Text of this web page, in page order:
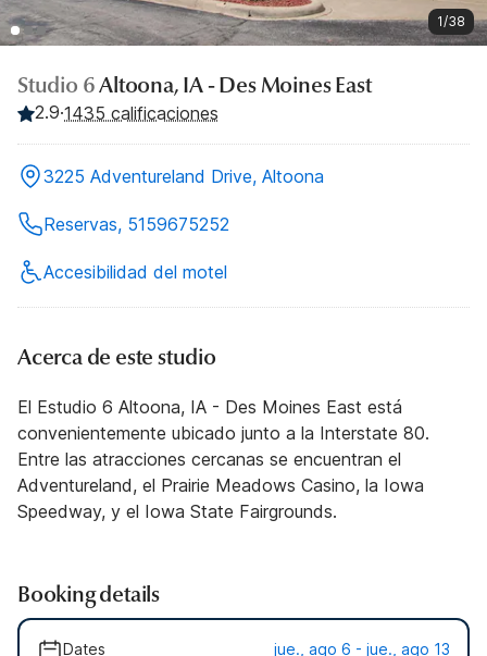
1/38
Studio 6Altoona, IA - Des Moines East
2.9·1435 calificaciones
3225 Adventureland Drive, Altoona
Reservas, 5159675252
Accesibilidad del motel
Acerca de este studio
El Estudio 6 Altoona, IA - Des Moines East está
convenientemente ubicado junto a la Interstate 80.
Entre las atracciones cercanas se encuentran el
Adventureland, el Prairie Meadows Casino, la Iowa
Speedway, y el Iowa State Fairgrounds.
Booking details
Dates jue., ago 6 - jue., ago 13